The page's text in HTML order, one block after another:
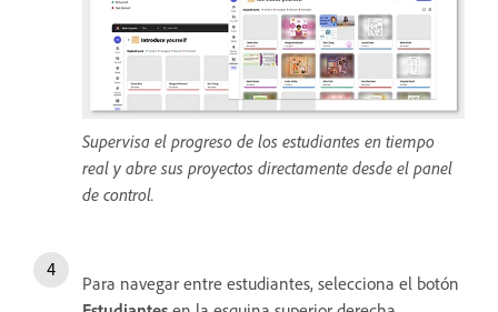
Supervisa el progreso de los estudiantes en tiempo
real y abre sus proyectos directamente desde el panel
de control.
Para navegar entre estudiantes, selecciona el botón